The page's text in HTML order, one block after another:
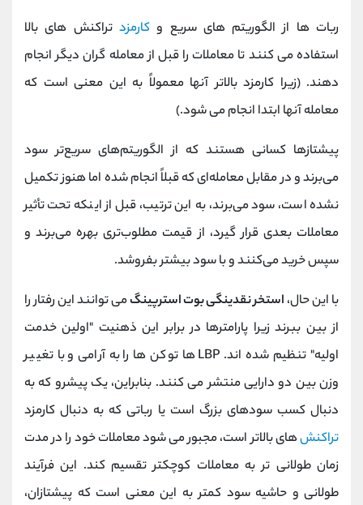
ربات ها از الگوریتم های سریع وکارمزد تراکنش های بالا
استفاده می کنند تا معاملات را قبل از معامله گران دیگر انجام
دهند. (زیرا کارمزد بالاتر آنها معمولاً به این معنی است که
معامله آنها ابتدا انجام می شود.)
پیشتازها کسانی هستند که از الگوریتم‌های سریع‌تر سود
می‌برند و در مقابل معامله‌ای که قبلاً انجام شده اما هنوز تکمیل
نشده است، سود می‌برند، به این ترتیب، قبل از اینکه تحت تأثیر
معاملات بعدی قرار گیرد، از قیمت مطلوب‌تری بهره می‌برند و
سپس خرید می‌کنند و با سود بیشتر بفروشد.
با این حال، استخر نقدینگی بوت استرپینگمی توانند این رفتار را
از بین ببرند زیرا پارامترها در برابر این ذهنیت "اولین خدمت
اولیه" تنظیم شده اند. LBP ها توکن ها را به آرامی و با تغییر
وزن بین دو دارایی منتشر می کنند. بنابراین، یک پیشرو که به
دنبال کسب سودهای بزرگ است یا رباتی که به دنبال کارمزد
تراکنشهای بالاتر است، مجبور می شود معاملات خود را در مدت
زمان طولانی تر به معاملات کوچکتر تقسیم کند. این فرآیند
طولانی و حاشیه سود کمتر به این معنی است که پیشتازان،